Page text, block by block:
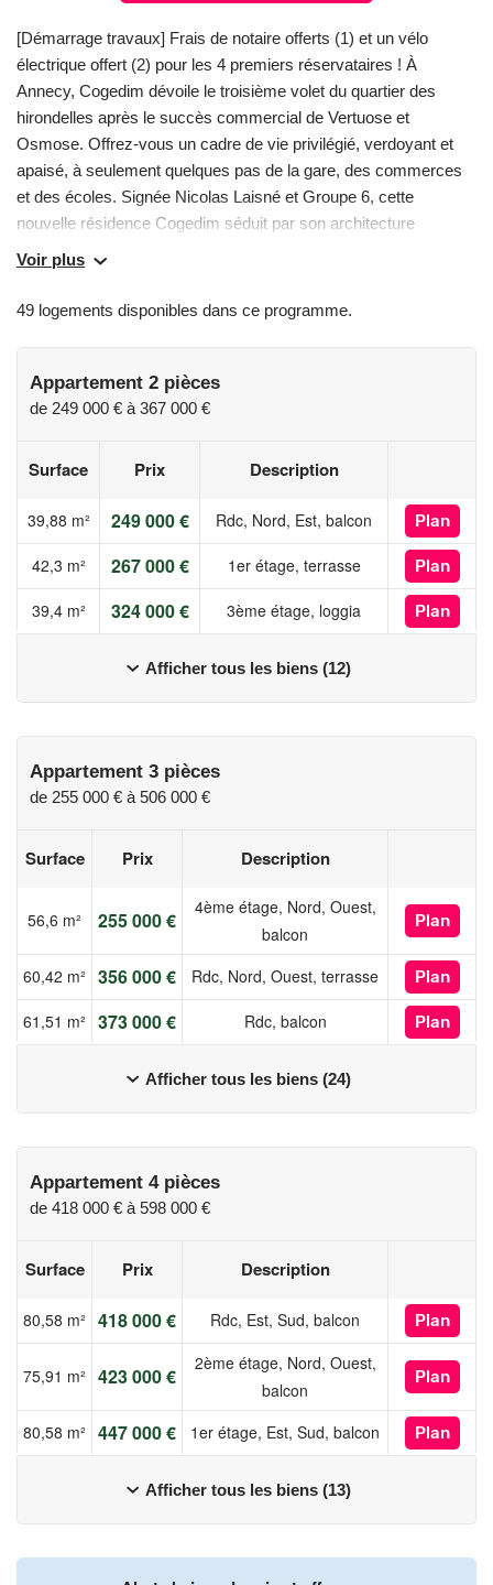
[Démarrage travaux] Frais de notaire offerts (1) et un vélo
électrique offert (2) pour les 4 premiers réservataires ! À
Annecy, Cogedim dévoile le troisième volet du quartier des
hirondelles après le succès commercial de Vertuose et
Osmose. Offrez-vous un cadre de vie privilégié, verdoyant et
apaisé, à seulement quelques pas de la gare, des commerces
et des écoles. Signée Nicolas Laisné et Groupe 6, cette
nouvelle résidence Cogedim séduit par son architecture
contemporaine élégante. Du 2 au 4 pièces, les appartements
espaces extérieurs : balcons généreux, jardinières, terrasses
jacuzzi. Les acquéreurs éligibles profiteront de possibilités
d'accession à prix maîtrisé et en BRS (Bail Réel Solidaire). (1)
(2) Voir conditions sur cogedim. com, hors logements à prix
parking inclus.
Les informations sur les risques auxquels ce bien est exposé
sont disponibles sur le site Géorisques :
www.georisques.gouv.fr
Voir plus
49 logements disponibles dans ce programme.
Appartement 2 pièces
de 249 000 € à 367 000 €
Surface Prix Description
39,88 m² 249 000 € Rdc, Nord, Est, balcon Plan
42,3 m² 267 000 € 1er étage, terrasse Plan
39,4 m² 324 000 € 3ème étage, loggia Plan
Afficher tous les biens (12)
Appartement 3 pièces
de 255 000 € à 506 000 €
Surface Prix Description
56,6 m² 255 000 €
4ème étage, Nord, Ouest,
balcon
Plan
60,42 m² 356 000 € Rdc, Nord, Ouest, terrasse Plan
61,51 m² 373 000 € Rdc, balcon Plan
Afficher tous les biens (24)
Appartement 4 pièces
de 418 000 € à 598 000 €
Surface Prix Description
80,58 m² 418 000 € Rdc, Est, Sud, balcon Plan
75,91 m² 423 000 €
2ème étage, Nord, Ouest,
balcon
Plan
80,58 m² 447 000 € 1er étage, Est, Sud, balcon Plan
Afficher tous les biens (13)